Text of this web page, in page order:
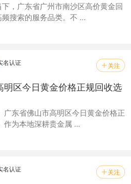
，广东省广州市南沙区高价黄金回
搜索的服务品类。不 ...
 关注
名认证
区今日黄金价格正规回收选
广东省佛山市高明区今日黄金价格正
作为本地深耕贵金属 ...
 关注
名认证